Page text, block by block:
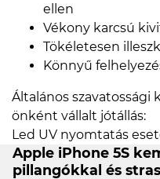
ellen
Vékony karcsú
Tökéletesen
Könnyű
Általános szavatossági
önként vállalt jótállás:
Led UV nyomtatás
Apple iPhone 5S
pillangókkal és